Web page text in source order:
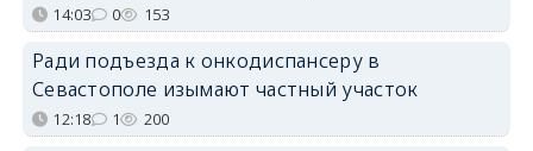
14:03 0 153
Ради подъезда к онкодиспансеру в
Севастополе изымают частный участок
12:18 1 200